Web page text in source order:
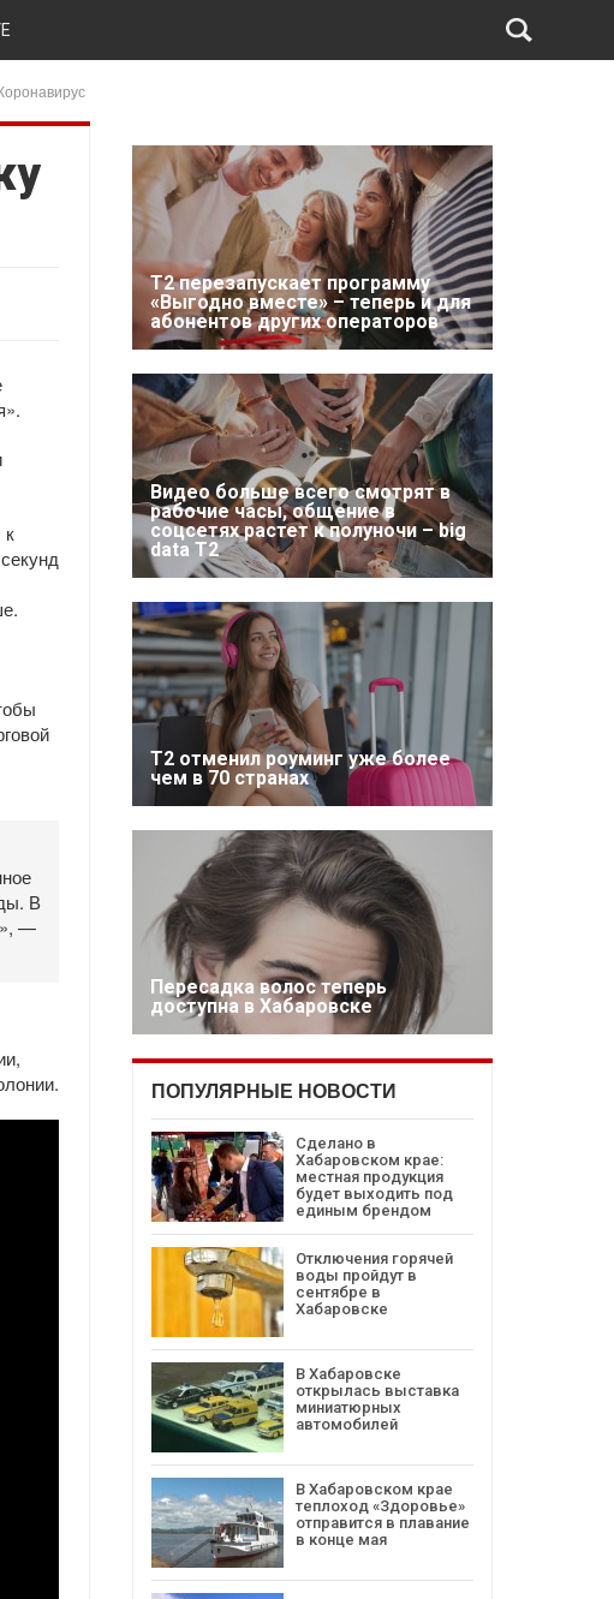
к
В
—
Т2 перезапускает программу
«Выгодно вместе» – теперь и для
абонентов других операторов
Видео больше всего смотрят в
рабочие часы, общение в
соцсетях растет к полуночи – big
data T2
Т2 отменил роуминг уже более
чем в 70 странах
Пересадка волос теперь
доступна в Хабаровске
ПОПУЛЯРНЫЕ НОВОСТИ
Сделано в
Хабаровском крае:
местная продукция
будет выходить под
единым брендом
Отключения горячей
воды пройдут в
сентябре в
Хабаровске
В Хабаровске
открылась выставка
миниатюрных
автомобилей
В Хабаровском крае
теплоход «Здоровье»
отправится в плавание
в конце мая